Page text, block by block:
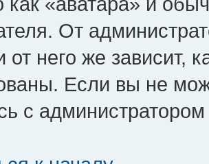
От
от него же зависит,
Если вы не
с